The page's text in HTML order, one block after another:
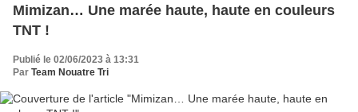
Mimizan… Une marée haute, haute en couleurs
TNT !
Publié le 02/06/2023 à 13:31
Par Team Nouatre Tri